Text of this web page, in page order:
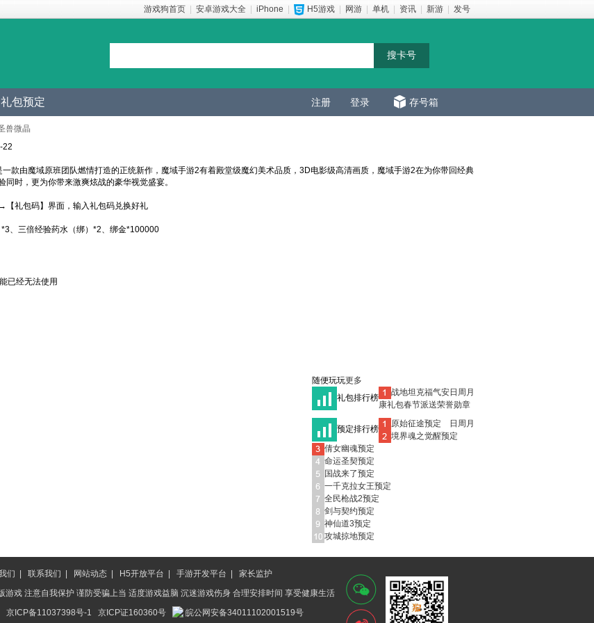
游戏狗首页 安卓游戏大全 iPhone H5游戏 网游 单机 资讯 新游 发号
礼包预定 存号箱
登录
注册
兽微晶
22
一款由魔域原班团队燃情打造的正统新作，魔域手游2有着殿堂级魔幻美术品质，3D电影级高清画质，魔域手游2在为你带回经典
同时，更为你带来激爽炫战的豪华视觉盛宴。
【礼包码】界面，输入礼包码兑换好礼
、三倍经验药水（绑）*2、绑金*100000
已经无法使用
随便玩玩更多
礼包排行榜
日 周 月
战地坦克福气安
康礼包春节派送荣誉勋章
预定排行榜
日 周 月
原始征途预定
境界魂之觉醒预定
倩女幽魂预定
命运圣契预定
国战来了预定
一千克拉女王预定
全民枪战2预定
剑与契约预定
神仙道3预定
攻城掠地预定
们 联系我们 网站动态 H5开放平台 手游开发平台
家长监护
游戏 注意自我保护 谨防受骗上当 适度游戏益脑 沉迷游戏伤身 合理安排时间 享受健康生活
京ICP备11037398号-1 京ICP证160360号 皖公网安备34011102001519号